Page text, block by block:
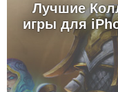
Лучшие
игры для